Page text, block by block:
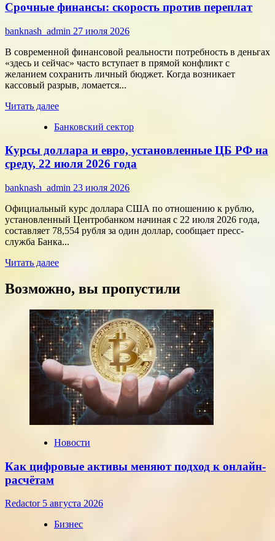
за
внимание:
как
удивить
современного
потребителя
с
помощью
технологий
Срочные финансы: скорость против переплат
banknash_admin 27 июля 2026
В современной финансовой реальности потребность в деньгах
«здесь и сейчас» часто вступает в прямой конфликт с
желанием сохранить личный бюджет. Когда возникает
кассовый разрыв, ломается...
Читать далееПрочитать
о
финансы:
скорость
против
переплат
Банковский сектор
Курсы доллара и евро, установленные ЦБ РФ на
среду, 22 июля 2026 года
banknash_admin 23 июля 2026
Официальный курс доллара США по отношению к рублю,
установленный Центробанком начиная с 22 июля 2026 года,
составляет 78,554 рубля за один доллар, сообщает пресс-
служба Банка...
Читать далееПрочитать
Курсы
и
евро,
установленные
ЦБ
РФ
на
среду,
22
июля
2026
года
Возможно, вы пропустили
Новости
Как цифровые активы меняют подход к онлайн-
расчётам
Redactor 5 августа 2026
Бизнес